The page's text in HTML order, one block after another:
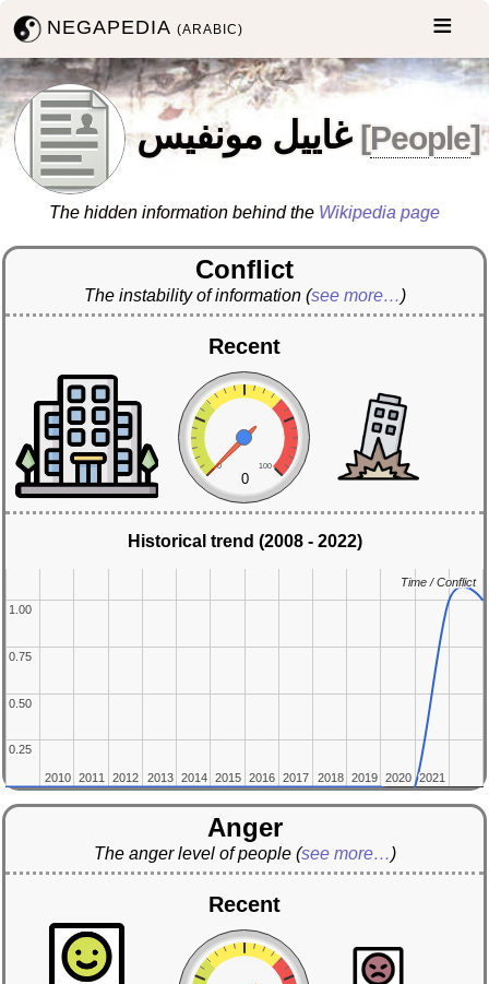
NEGAPEDIA(ARABIC)
غاييل مونفيس [People]
The hidden information behind the Wikipedia page
Conflict
The instability of information (see more…)
Recent
0 100
0
Historical trend (2008 - 2022)
2010
2010 2012
2012 2014
2014 2016
2016 2018
2018 2020
2020
2011
2011 2013
2013 2015
2015 2017
2017 2019
2019 2021
2021
0.25
0.25
0.50
0.50
0.75
0.75
1.00
1.00
Time / Conflict
Time / Conflict
Anger
The anger level of people (see more…)
Recent